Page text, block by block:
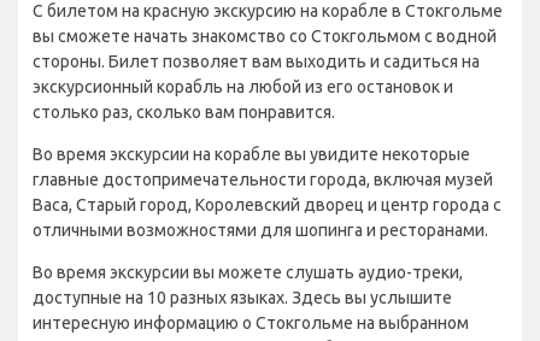
С билетом на красную экскурсию на корабле в Стокгольме
вы сможете начать знакомство со Стокгольмом с водной
стороны. Билет позволяет вам выходить и садиться на
экскурсионный корабль на любой из его остановок и
столько раз, сколько вам понравится.
Во время экскурсии на корабле вы увидите некоторые
главные достопримечательности города, включая музей
Васа, Старый город, Королевский дворец и центр города с
отличными возможностями для шопинга и ресторанами.
Во время экскурсии вы можете слушать аудио-треки,
доступные на 10 разных языках. Здесь вы услышите
интересную информацию о Стокгольме на выбранном